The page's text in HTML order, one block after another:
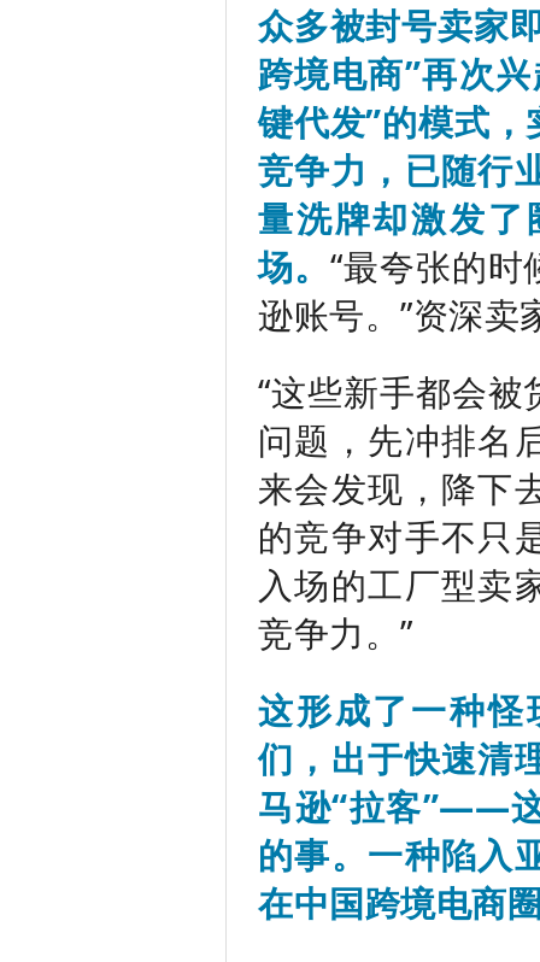
众多被封号卖家
跨境电商”再次
键代发”的模式
竞争力，已随行
量洗牌却激发
场。 “最夸张的
逊账号。”资深卖
“这些新手都会
问题，先冲排名
来会发现，降下
的竞争对手不只
入场的工厂型卖
竞争力。”
这形成了一种怪
们，出于快速清
马逊“拉客”——
的事。一种陷入
在中国跨境电商